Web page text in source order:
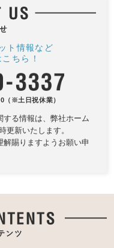
ト情報など
ちら！
（※土日祝休業）
る情報は、 弊社ホーム
更新いたします。
賜りますようお願い申